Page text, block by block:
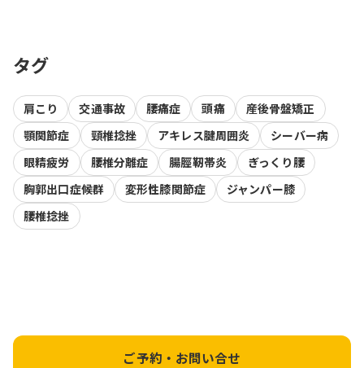
タグ
肩こり 交通事故 腰痛症 頭痛
産後骨盤矯正
顎関節症
頸椎捻挫 アキレス腱周囲炎
シーバー病
眼精疲労
腰椎分離症 腸脛靭帯炎
ぎっくり腰
胸郭出口症候群
変形性膝関節症
ジャンパー膝
腰椎捻挫
ご予約・お問い合せ